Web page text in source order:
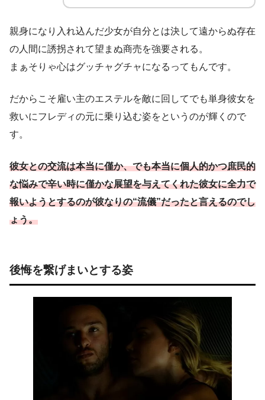
親身になり入れ込んだ少女が自分とは決して遠からぬ存在
の人間に誘拐されて望まぬ商売を強要される。
まぁそりゃ心はグッチャグチャになるってもんです。
だからこそ雇い主のエステルを敵に回してでも単身彼女を
救いにフレディの元に乗り込む姿をというのが輝くので
す。
彼女との交流は本当に僅か、でも本当に個人的かつ庶民的
な悩みで辛い時に僅かな展望を与えてくれた彼女に全力で
報いようとするのが彼なりの“流儀”だったと言えるのでし
ょう。
後悔を繋げまいとする姿